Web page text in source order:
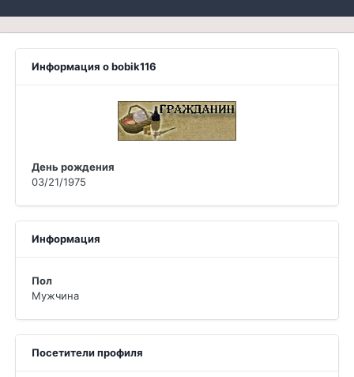
Информация о bobik116
День рождения
03/21/1975
Информация
Пол
Мужчина
Посетители профиля